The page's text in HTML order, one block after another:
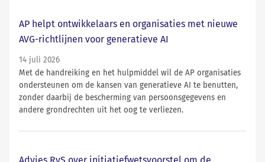
AP helpt ontwikkelaars en organisaties met nieuwe
AVG-richtlijnen voor generatieve AI
14 juli 2026
Met de handreiking en het hulpmiddel wil de AP organisaties
ondersteunen om de kansen van generatieve AI te benutten,
zonder daarbij de bescherming van persoonsgegevens en
andere grondrechten uit het oog te verliezen.